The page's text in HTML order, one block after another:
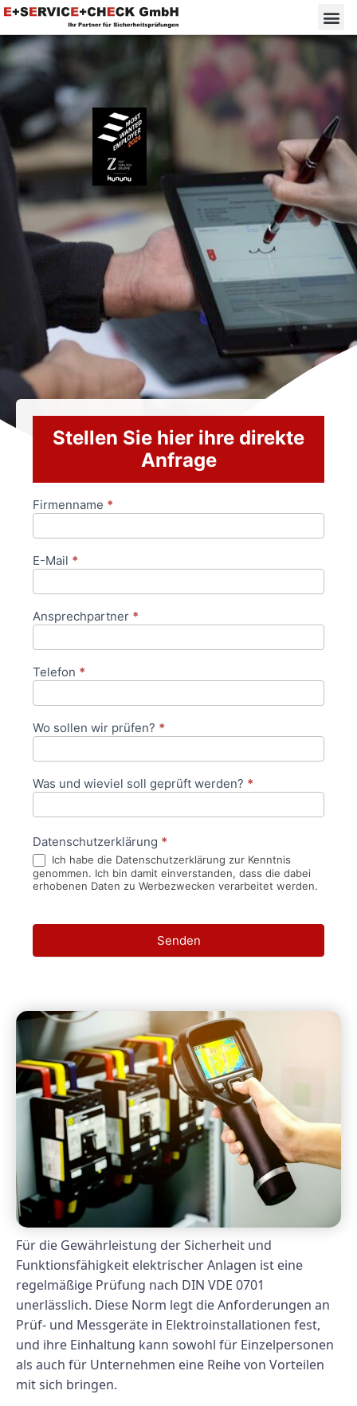
Stellen Sie hier ihre direkte
Anfrage
Anfrageformular
Firmenname *
E-Mail *
Ansprechpartner *
Telefon *
Wo sollen wir prüfen? *
Was und wieviel soll geprüft werden? *
Datenschutzerklärung *
Ich habe die Datenschutzerklärung zur Kenntnis
genommen. Ich bin damit einverstanden, dass die dabei
erhobenen Daten zu Werbezwecken verarbeitet werden.
Senden
Für die Gewährleistung der Sicherheit und
Funktionsfähigkeit elektrischer Anlagen ist eine
regelmäßige Prüfung nach DIN VDE 0701
unerlässlich. Diese Norm legt die Anforderungen an
Prüf- und Messgeräte in Elektroinstallationen fest,
und ihre Einhaltung kann sowohl für Einzelpersonen
als auch für Unternehmen eine Reihe von Vorteilen
mit sich bringen.